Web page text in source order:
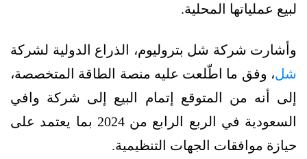
لبيع عملياتها المحلية.
وأشارت شركة شل بتروليوم، الذراع الدولية لشركة
شل، وفق ما اطّلعت عليه منصة الطاقة المتخصصة،
إلى أنه من المتوقع إتمام البيع إلى شركة وافي
السعودية في الربع الرابع من 2024 بما يعتمد على
حيازة موافقات الجهات التنظيمية.